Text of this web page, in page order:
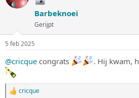
Barbeknoei
Gerijpt
5 feb 2025
@cricque congrats . Hij kwam,
W cricque